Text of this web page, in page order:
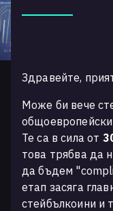
Здравейте,
Може би вече
Те са в сила от
това трябва да
да бъдем
етап засяга
стейбълкоини и